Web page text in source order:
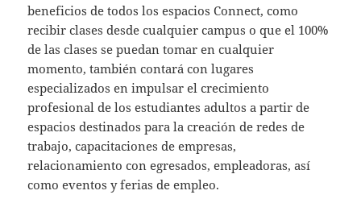
beneficios de todos los espacios Connect, como
recibir clases desde cualquier campus o que el 100%
de las clases se puedan tomar en cualquier
momento, también contará con lugares
especializados en impulsar el crecimiento
profesional de los estudiantes adultos a partir de
espacios destinados para la creación de redes de
trabajo, capacitaciones de empresas,
relacionamiento con egresados, empleadoras, así
como eventos y ferias de empleo.